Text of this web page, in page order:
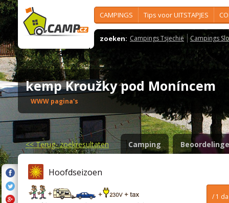
CAMPINGS Tips voor UITSTAPJES
zoeken: Campings Tsjechië Campings
kemp Kroužky pod Moníncem
WWW pagina's
<<Terug- zoekresultaten Camping
Hoofdseizoen
/ 1